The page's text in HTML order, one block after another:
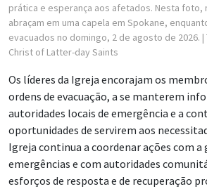
prática e esperança aos afetados. Nesta foto,
abraçam em uma capela em Spokane,
evacuados no domingo, 2 de agosto de 2026. |
Christ of Latter-day Saints
Os líderes da Igreja encorajam os
ordens de evacuação, a se manterem
autoridades locais de emergência e a
oportunidades de servirem aos
Igreja continua a coordenar ações com a
emergências e com autoridades
esforços de resposta e de recuperação